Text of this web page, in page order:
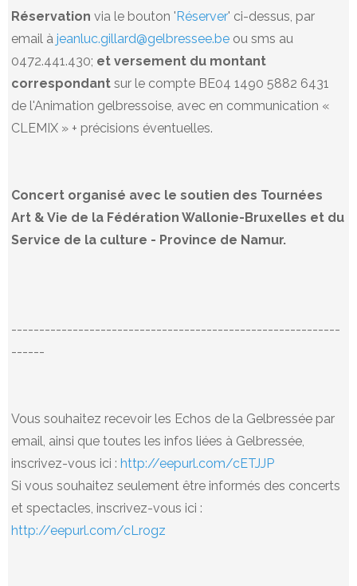
Réservation via le bouton 'Réserver' ci-dessus, par
email àjeanluc.gillard@gelbressee.be ou sms au
0472.441.430; et versement du montant
correspondant sur le compte BE04 1490 5882 6431
de l'Animation gelbressoise, avec en communication «
CLEMIX » + précisions éventuelles.
Concert organisé avec le soutien des Tournées
Art & Vie de la Fédération Wallonie-Bruxelles et du
Service de la culture - Province de Namur.
-----------------------------------------------------------
------
Vous souhaitez recevoir les Echos de la Gelbressée par
email, ainsi que toutes les infos liées à Gelbressée,
inscrivez-vous ici :http://eepurl.com/cETJJP
Si vous souhaitez seulement être informés des concerts
et spectacles, inscrivez-vous ici :
http://eepurl.com/cLrogz